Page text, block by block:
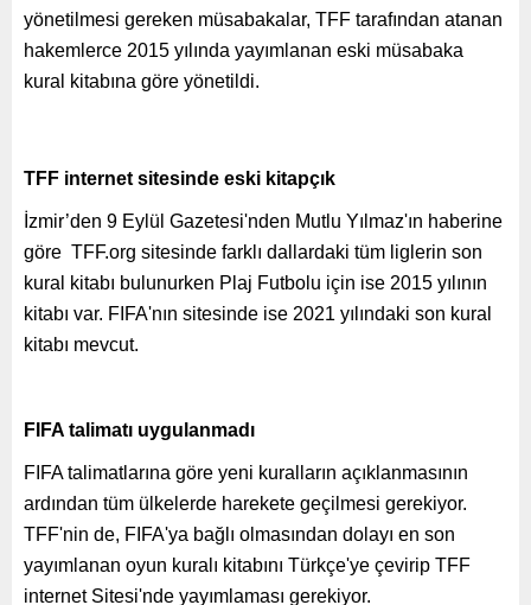
yönetilmesi gereken müsabakalar, TFF tarafından atanan
hakemlerce 2015 yılında yayımlanan eski müsabaka
kural kitabına göre yönetildi.
TFF internet sitesinde eski kitapçık
İzmir’den 9 Eylül Gazetesi'nden Mutlu Yılmaz'ın haberine
göre TFF.org sitesinde farklı dallardaki tüm liglerin son
kural kitabı bulunurken Plaj Futbolu için ise 2015 yılının
kitabı var. FIFA'nın sitesinde ise 2021 yılındaki son kural
kitabı mevcut.
FIFA talimatı uygulanmadı
FIFA talimatlarına göre yeni kuralların açıklanmasının
ardından tüm ülkelerde harekete geçilmesi gerekiyor.
TFF'nin de, FIFA'ya bağlı olmasından dolayı en son
yayımlanan oyun kuralı kitabını Türkçe'ye çevirip TFF
internet Sitesi'nde yayımlaması gerekiyor.